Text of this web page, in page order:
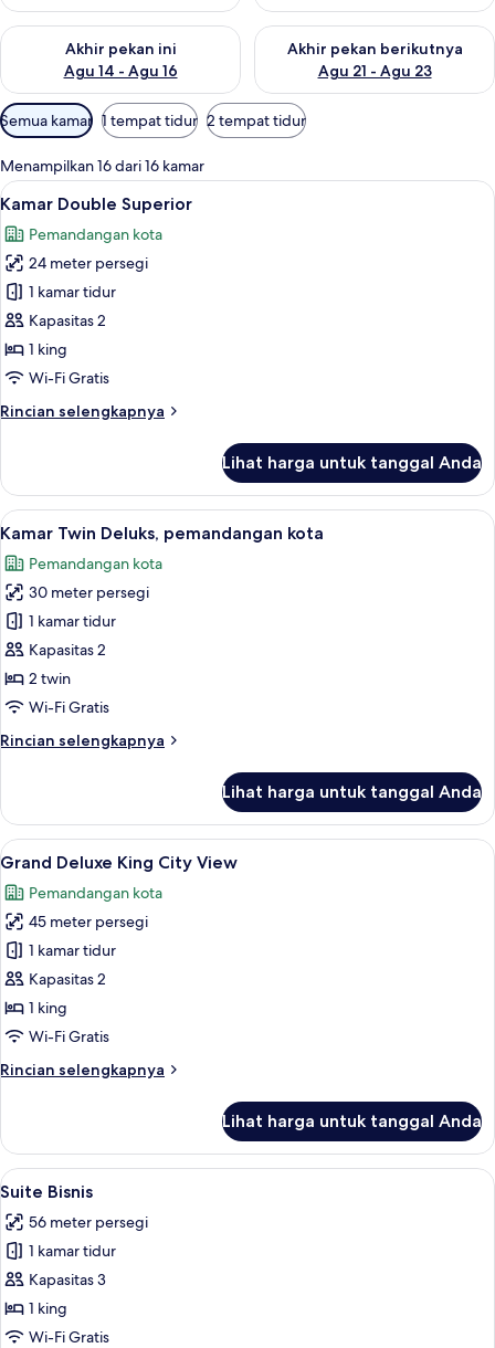
Akhir pekan ini
Agu 14 - Agu 16
Periksa ketersediaan untuk akhir pekan ini Agu 14 - Agu 16
Akhir pekan berikutnya
Agu 21 - Agu 23
Periksa ketersediaan untuk
Filter
tersedia
untuk
kamar
Semua kamar 1 tempat tidur 2 tempat tidur
Menampilkan 16 dari 16 kamar
Lihat
semua
foto
untuk
Kamar
Double
Superior
Kamar Double Superior | Brankas,
8
Kamar Double Superior
Pemandangan kota
24 meter persegi
1 kamar tidur
Kapasitas 2
1 king
Wi-Fi Gratis
Rincian selengkapnya
Rincian
Kamar
Double
Superior
Lihat harga untuk tanggal Anda
Lihat
semua
foto
untuk
Kamar
Twin
Deluks,
pemandangan
Brankas, meja kerja, tirai kedap
5
Kamar Twin Deluks, pemandangan kota
Pemandangan kota
30 meter persegi
1 kamar tidur
Kapasitas 2
2 twin
Wi-Fi Gratis
Rincian selengkapnya
Rincian
Kamar
Twin
Deluks,
kota
Lihat harga untuk tanggal Anda
Lihat
semua
foto
untuk
Grand
Deluxe
King
City
Grand Deluxe King City View |
8
Grand Deluxe King City View
Pemandangan kota
45 meter persegi
1 kamar tidur
Kapasitas 2
1 king
Wi-Fi Gratis
Rincian selengkapnya
Rincian
Grand
Deluxe
King
View
Lihat harga untuk tanggal Anda
Lihat
semua
foto
untuk
Suite
Bisnis
Suite Bisnis | Brankas, meja kerja,
6
Suite Bisnis
56 meter persegi
1 kamar tidur
Kapasitas 3
1 king
Wi-Fi Gratis